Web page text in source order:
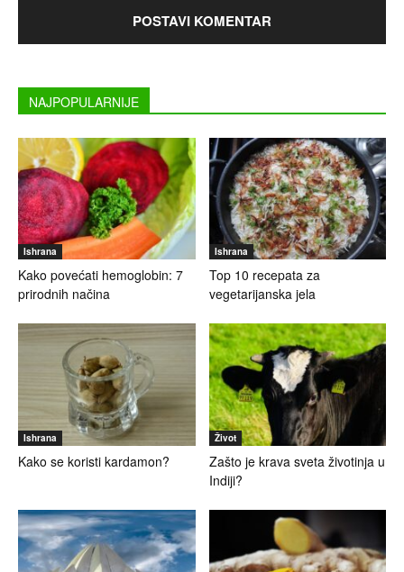
NAJPOPULARNIJE
Ishrana
Kako povećati hemoglobin: 7
prirodnih načina
Ishrana
Top 10 recepata za
vegetarijanska jela
Ishrana
Kako se koristi kardamon?
Život
Zašto je krava sveta životinja u
Indiji?